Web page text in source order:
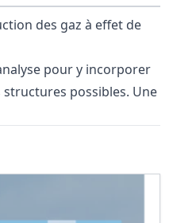
des gaz à effet de
pour y incorporer
possibles. Une